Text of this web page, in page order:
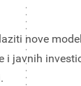
nove
javnih